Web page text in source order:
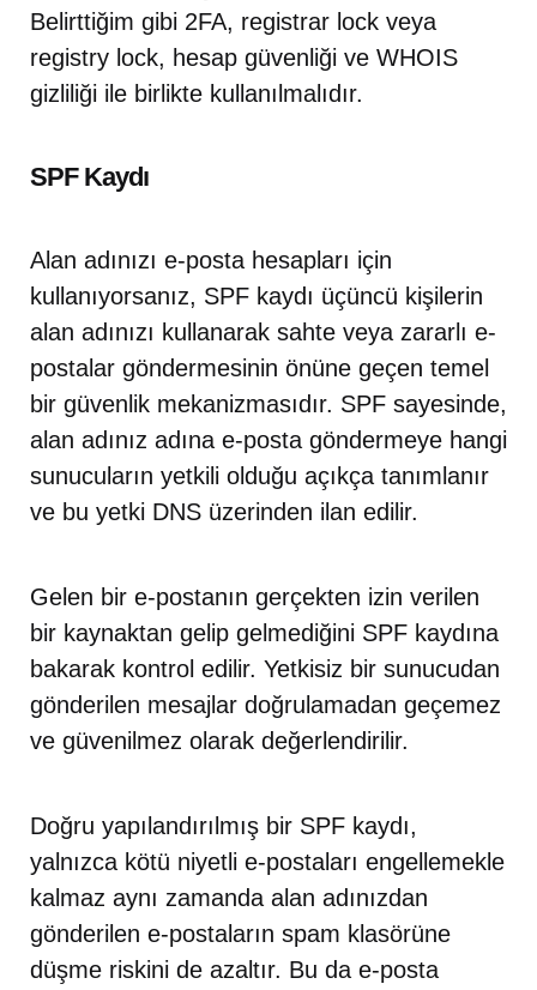
Belirttiğim gibi 2FA, registrar lock veya
registry lock, hesap güvenliği ve WHOIS
gizliliği ile birlikte kullanılmalıdır.
SPF Kaydı
Alan adınızı e-posta hesapları için
kullanıyorsanız, SPF kaydı üçüncü kişilerin
alan adınızı kullanarak sahte veya zararlı e-
postalar göndermesinin önüne geçen temel
bir güvenlik mekanizmasıdır. SPF sayesinde,
alan adınız adına e-posta göndermeye hangi
sunucuların yetkili olduğu açıkça tanımlanır
ve bu yetki DNS üzerinden ilan edilir.
Gelen bir e-postanın gerçekten izin verilen
bir kaynaktan gelip gelmediğini SPF kaydına
bakarak kontrol edilir. Yetkisiz bir sunucudan
gönderilen mesajlar doğrulamadan geçemez
ve güvenilmez olarak değerlendirilir.
Doğru yapılandırılmış bir SPF kaydı,
yalnızca kötü niyetli e-postaları engellemekle
kalmaz aynı zamanda alan adınızdan
gönderilen e-postaların spam klasörüne
düşme riskini de azaltır. Bu da e-posta